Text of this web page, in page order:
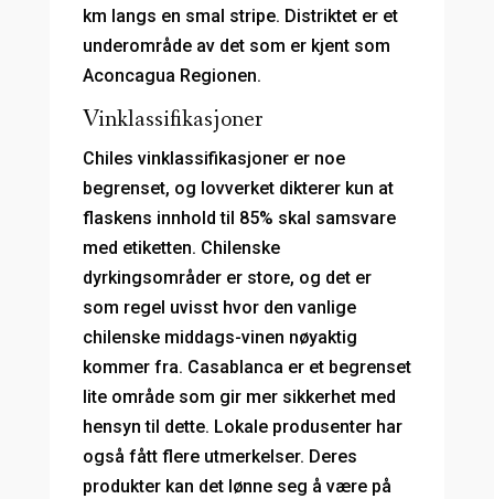
km langs en smal stripe. Distriktet er et
underområde av det som er kjent som
Aconcagua Regionen.
Vinklassifikasjoner
Chiles vinklassifikasjoner er noe
begrenset, og lovverket dikterer kun at
flaskens innhold til 85% skal samsvare
med etiketten. Chilenske
dyrkingsområder er store, og det er
som regel uvisst hvor den vanlige
chilenske middags-vinen nøyaktig
kommer fra. Casablanca er et begrenset
lite område som gir mer sikkerhet med
hensyn til dette. Lokale produsenter har
også fått flere utmerkelser. Deres
produkter kan det lønne seg å være på